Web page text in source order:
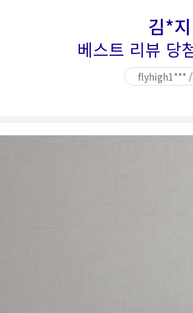
김*
베스트 리뷰 당
flyhigh1***